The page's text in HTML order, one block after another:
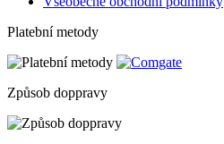
Platební metody
Způsob doppravy